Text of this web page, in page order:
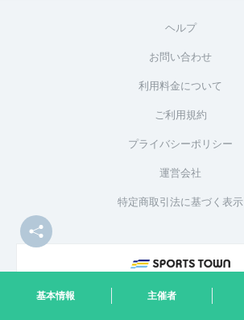
基本情報 主催者
ヘルプ
お問い合わせ
利用料金について
ご利用規約
プライバシーポリシー
運営会社
特定商取引法に基づく表示